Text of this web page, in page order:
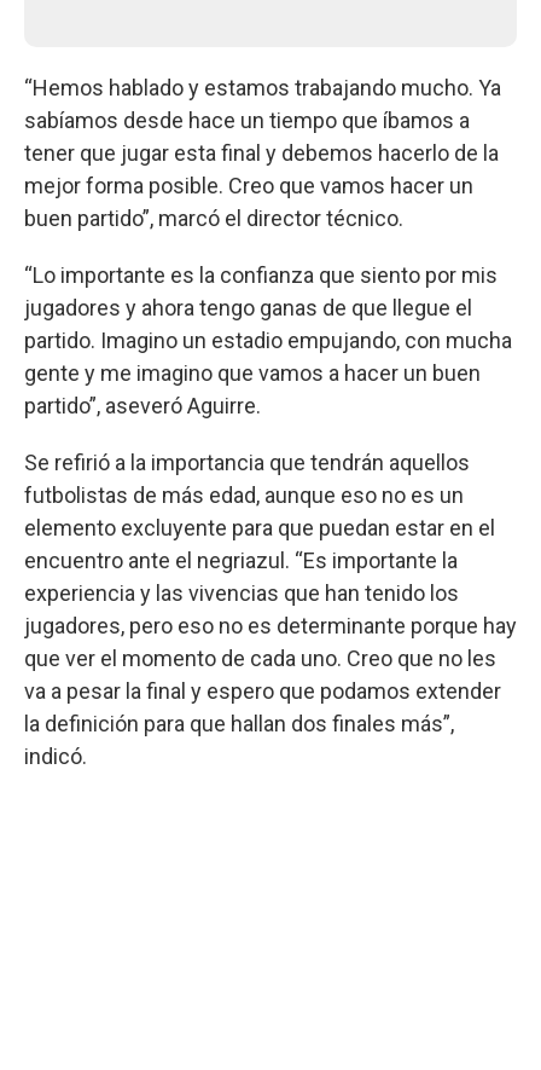
“Hemos hablado y estamos trabajando mucho. Ya
sabíamos desde hace un tiempo que íbamos a
tener que jugar esta final y debemos hacerlo de la
mejor forma posible. Creo que vamos hacer un
buen partido”, marcó el director técnico.
“Lo importante es la confianza que siento por mis
jugadores y ahora tengo ganas de que llegue el
partido. Imagino un estadio empujando, con mucha
gente y me imagino que vamos a hacer un buen
partido”, aseveró Aguirre.
Se refirió a la importancia que tendrán aquellos
futbolistas de más edad, aunque eso no es un
elemento excluyente para que puedan estar en el
encuentro ante el negriazul. “Es importante la
experiencia y las vivencias que han tenido los
jugadores, pero eso no es determinante porque hay
que ver el momento de cada uno. Creo que no les
va a pesar la final y espero que podamos extender
la definición para que hallan dos finales más”,
indicó.